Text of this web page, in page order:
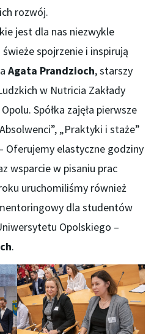
rozwój.
jest dla nas niezwykle
spojrzenie i inspirują
Agata Prandzioch, starszy
w Nutricia Zakłady
Spółka zajęła pierwsze
„Praktyki i staże”
Oferujemy elastyczne godziny
wsparcie w pisaniu prac
uruchomiliśmy również
dla studentów
Opolskiego –
.